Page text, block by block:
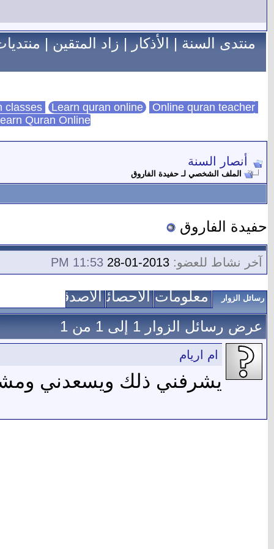
منتدى السنة|الأذكار|زاد المتقين|
Learn quran online Online quran teacher
Quran Online
أنصار السنة
الملف الشخصي لـ حفيدة الفاروق
حفيدة الفاروق
آخر نشاط للعضو: 11:53 PM
رسائل الزوار معلومات عنيالاحصائياتالأصدقاء
عرض رسائل الزوار 1 إلى
1من1
ام اريام
يشرفني ذلك ويسعدني